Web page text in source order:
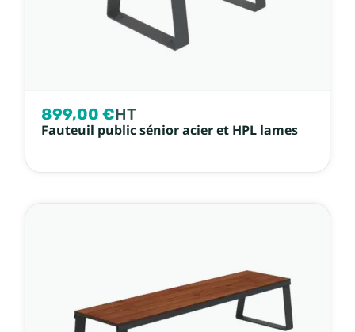
899,00 €HT
Fauteuil public sénior acier et HPL lames